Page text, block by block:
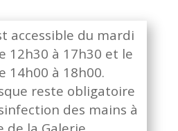
accessible du mardi
12h30 à 17h30 et le
14h00 à 18h00.
reste obligatoire
des mains à